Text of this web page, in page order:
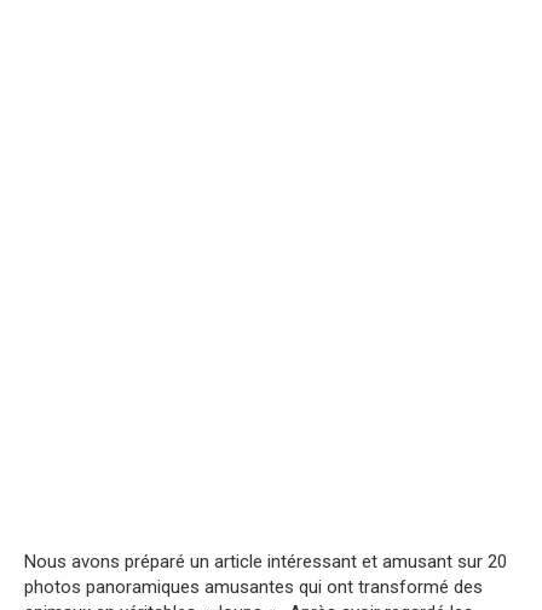
Nous avons préparé un article intéressant et amusant sur 20
photos panoramiques amusantes qui ont transformé des